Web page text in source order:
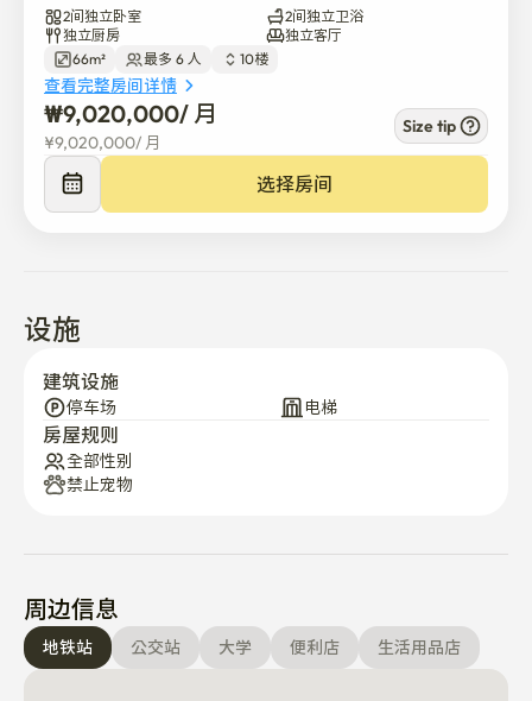
- 入住时间是下午4点，退房时间是上午11点。
-需要提前入住时会产生追加费用
（每小时 5 万韩元 / 4 个半小时，4 个小时以上按一天的量
计算）
※ 使用规则
1. 吸烟罚款 1000 ＄
由于国内公共卫生管理法的加强，租赁物中租赁人无法提
供床上用品和毛巾、餐具等公共卫生物品，需要的人到达
时，请向租赁企业支付3万韩元使用物品！
如果需要这些物品，可以为您准备需要3万韩元的便利设
三成站步行6分钟
宣陵站徒步5分钟
2间独立卧室
2间独立卫浴
独立厨房
独立客厅
66m²
最多 6 人 10楼
查看完整房间详情
₩9,020,000/ 月
¥9,020,000/ 月
Size tip
选择房间
设施
建筑设施
停车场 电梯
房屋规则
全部性别
禁止宠物
周边信息
地铁站 公交站 大学 便利店 生活用品店